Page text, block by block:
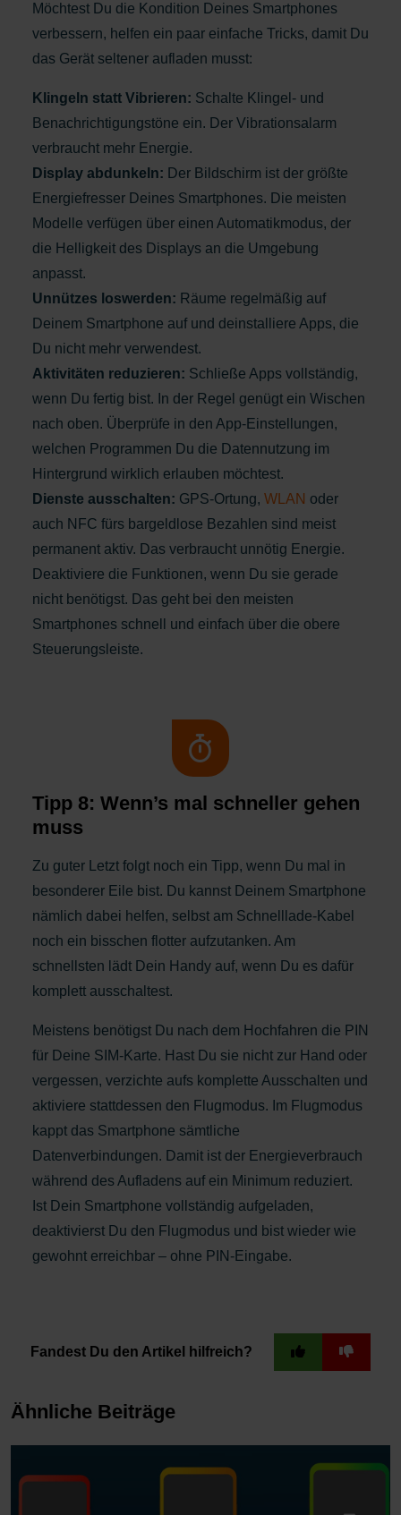
Möchtest Du die Kondition Deines Smartphones
verbessern, helfen ein paar einfache Tricks, damit Du
das Gerät seltener aufladen musst:
Klingeln statt Vibrieren: Schalte Klingel- und
Benachrichtigungstöne ein. Der Vibrationsalarm
verbraucht mehr Energie.
Display abdunkeln: Der Bildschirm ist der größte
Energiefresser Deines Smartphones. Die meisten
Modelle verfügen über einen Automatikmodus, der
die Helligkeit des Displays an die Umgebung
anpasst.
Unnützes loswerden: Räume regelmäßig auf
Deinem Smartphone auf und deinstalliere Apps, die
Du nicht mehr verwendest.
Aktivitäten reduzieren: Schließe Apps vollständig,
wenn Du fertig bist. In der Regel genügt ein Wischen
nach oben. Überprüfe in den App-Einstellungen,
welchen Programmen Du die Datennutzung im
Hintergrund wirklich erlauben möchtest.
Dienste ausschalten: GPS-Ortung, WLAN oder
auch NFC fürs bargeldlose Bezahlen sind meist
permanent aktiv. Das verbraucht unnötig Energie.
Deaktiviere die Funktionen, wenn Du sie gerade
nicht benötigst. Das geht bei den meisten
Smartphones schnell und einfach über die obere
Steuerungsleiste.
Tipp 8: Wenn’s mal schneller gehen
muss
Zu guter Letzt folgt noch ein Tipp, wenn Du mal in
besonderer Eile bist. Du kannst Deinem Smartphone
nämlich dabei helfen, selbst am Schnelllade-Kabel
noch ein bisschen flotter aufzutanken. Am
schnellsten lädt Dein Handy auf, wenn Du es dafür
komplett ausschaltest.
Meistens benötigst Du nach dem Hochfahren die PIN
für Deine SIM-Karte. Hast Du sie nicht zur Hand oder
vergessen, verzichte aufs komplette Ausschalten und
aktiviere stattdessen den Flugmodus. Im Flugmodus
kappt das Smartphone sämtliche
Datenverbindungen. Damit ist der Energieverbrauch
während des Aufladens auf ein Minimum reduziert.
Ist Dein Smartphone vollständig aufgeladen,
deaktivierst Du den Flugmodus und bist wieder wie
gewohnt erreichbar – ohne PIN-Eingabe.
Fandest Du den Artikel hilfreich?
Ähnliche Beiträge